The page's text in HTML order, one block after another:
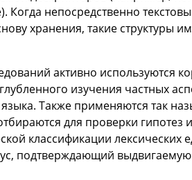
Когда непосредственно
хранения, такие структуры
активно используются
изучения частных
Также применяются так
для проверки гипотез
классификации лексических
подтверждающий